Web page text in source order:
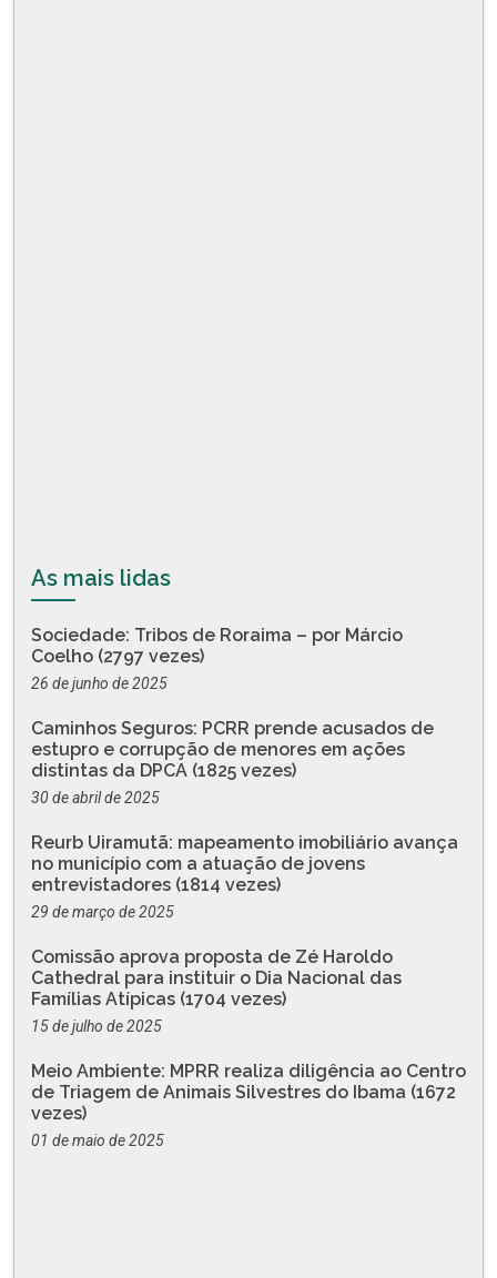
As mais lidas
Sociedade: Tribos de Roraima – por Márcio
Coelho (2797 vezes)
26 de junho de 2025
Caminhos Seguros: PCRR prende acusados de
estupro e corrupção de menores em ações
distintas da DPCA (1825 vezes)
30 de abril de 2025
Reurb Uiramutã: mapeamento imobiliário avança
no município com a atuação de jovens
entrevistadores (1814 vezes)
29 de março de 2025
Comissão aprova proposta de Zé Haroldo
Cathedral para instituir o Dia Nacional das
Famílias Atípicas (1704 vezes)
15 de julho de 2025
Meio Ambiente: MPRR realiza diligência ao Centro
de Triagem de Animais Silvestres do Ibama (1672
vezes)
01 de maio de 2025